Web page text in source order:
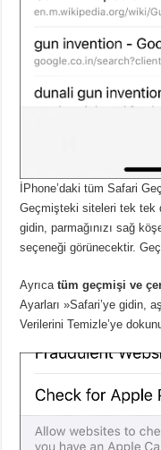
İPhone’daki tüm Safari
Geçmişteki siteleri tek tek
gidin, parmağınızı sağ
seçeneği görünecektir.
Ayrıcatüm geçmişi ve
Ayarları »Safari’ye gidin,
Verilerini Temizle’ye